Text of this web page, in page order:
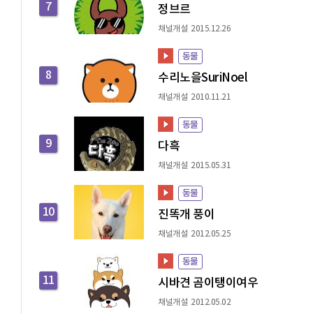
7 정브르
채널개설 2015.12.26
8
동물
수리노을SuriNoel
채널개설 2010.11.21
9
동물
다흑
채널개설 2015.05.31
10
동물
진똑개 풍이
채널개설 2012.05.25
11
동물
시바견 곰이탱이여우
채널개설 2012.05.02